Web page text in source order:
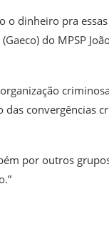
o dinheiro pra
do MPSP
convergências
por outros